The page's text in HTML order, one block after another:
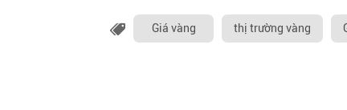
Giá vàng thị trường vàng